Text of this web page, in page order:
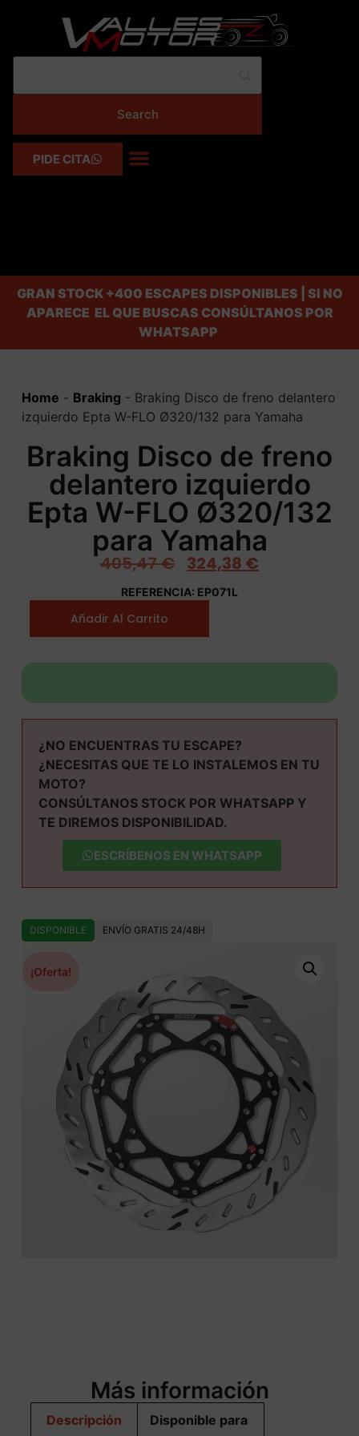
PIDE CITA
GRAN STOCK+400 ESCAPES DISPONIBLES | SI NO
APARECE EL QUE BUSCAS CONSÚLTANOS POR
WHATSAPP
Home - Braking - Braking Disco de freno delantero
izquierdo Epta W-FLO Ø320/132 para Yamaha
Braking Disco de freno
delantero izquierdo
Epta W-FLO Ø320/132
para Yamaha
405,47€ 324,38 €
REFERENCIA: EP071L
Añadir Al Carrito
¿NO ENCUENTRAS TU ESCAPE?
¿NECESITAS QUE TE LO INSTALEMOS EN TU
MOTO?
CONSÚLTANOS STOCK POR WHATSAPP Y
TE DIREMOS DISPONIBILIDAD.
ESCRÍBENOS EN WHATSAPP
DISPONIBLE ENVÍO GRATIS 24/48H
¡Oferta!
Más información
Descripción Disponible para